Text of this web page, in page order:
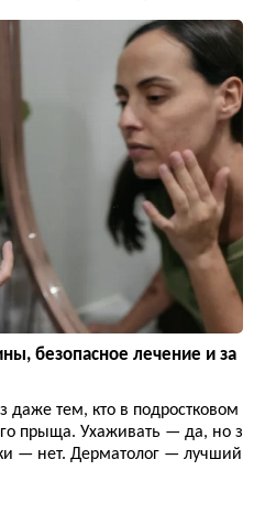
безопасное лечение и за
даже тем, кто в подростковом
прыща. Ухаживать — да, но з
— нет. Дерматолог — лучший